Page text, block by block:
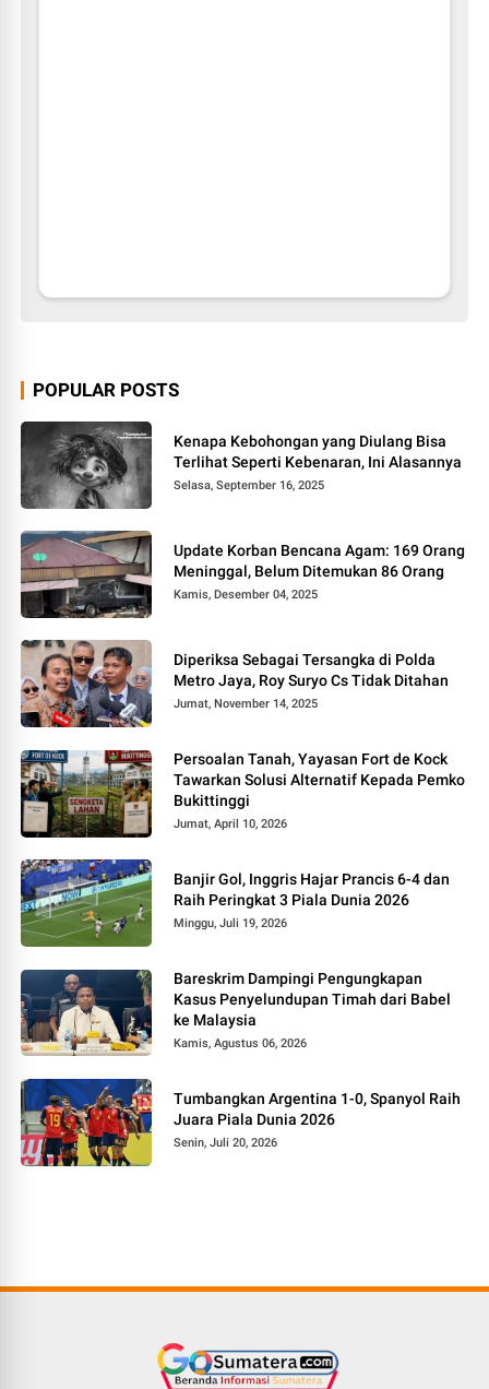
POPULAR POSTS
Kenapa Kebohongan yang Diulang Bisa
Terlihat Seperti Kebenaran, Ini Alasannya
Selasa, September 16, 2025
Update Korban Bencana Agam: 169 Orang
Meninggal, Belum Ditemukan 86 Orang
Kamis, Desember 04, 2025
Diperiksa Sebagai Tersangka di Polda
Metro Jaya, Roy Suryo Cs Tidak Ditahan
Jumat, November 14, 2025
Persoalan Tanah, Yayasan Fort de Kock
Tawarkan Solusi Alternatif Kepada Pemko
Bukittinggi
Jumat, April 10, 2026
Banjir Gol, Inggris Hajar Prancis 6-4 dan
Raih Peringkat 3 Piala Dunia 2026
Minggu, Juli 19, 2026
Bareskrim Dampingi Pengungkapan
Kasus Penyelundupan Timah dari Babel
ke Malaysia
Kamis, Agustus 06, 2026
Tumbangkan Argentina 1-0, Spanyol Raih
Juara Piala Dunia 2026
Senin, Juli 20, 2026